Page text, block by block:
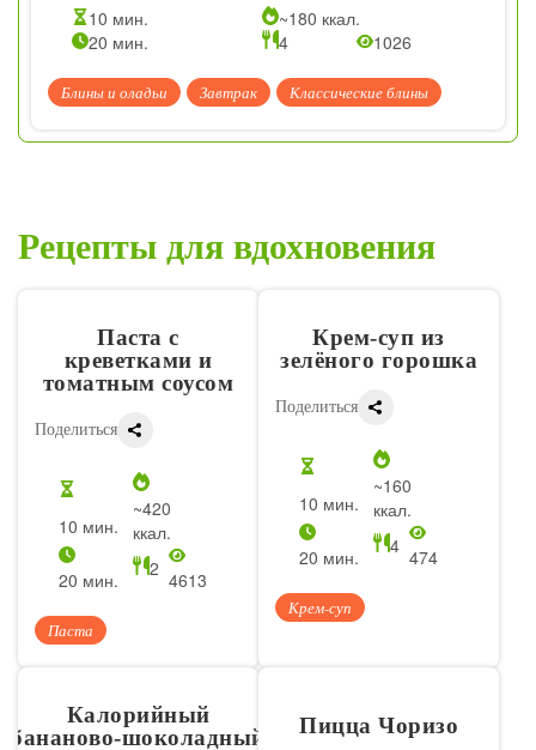
10 мин.
~180 ккал.
20 мин.
4 1026
Блины и оладьи Завтрак Классические блины
Рецепты для вдохновения
Паста с
креветками и
томатным соусом
Поделиться
10 мин.
~420
ккал.
20 мин.
2 4613
Паста
Крем-суп из
зелёного горошка
Поделиться
10 мин.
~160
ккал.
20 мин.
4 474
Крем-суп
Калорийный
бананово‑шоколадный
Пицца Чоризо